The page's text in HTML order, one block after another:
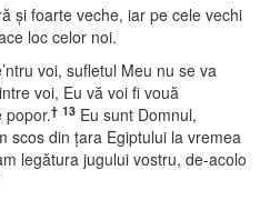
şi foarte veche, iar pe cele vechi
loc celor noi.
voi, sufletul Meu nu se va
voi, Eu vă voi fi vouă
popor.† 13 Eu sunt Domnul,
scos din ţara Egiptului la vremea
legătura jugului vostru, de-acolo